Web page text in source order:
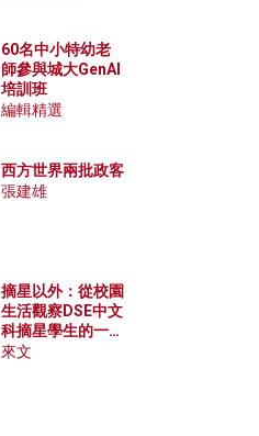
60名中小特幼老
師參與城大GenAI
培訓班
編輯精選
西方世界兩批政客
張建雄
摘星以外：從校園
生活觀察DSE中文
科摘星學生的一點
特質
來文